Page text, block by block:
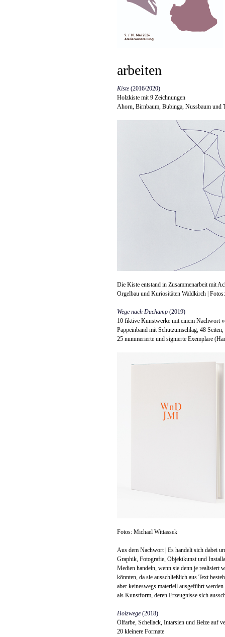
arbeiten
Kiste (2016/2020)
Holzkiste mit 9 Zeichnungen
Ahorn, Birnbaum, Bubinga, Nussbaum und
Die Kiste entstand in Zusammenarbeit mit
Orgelbau und Kuriositäten Waldkirch |
Wege nach Duchamp (2019)
10 fiktive Kunstwerke mit einem Nachwort
Pappeinband mit Schutzumschlag, 48
25 nummerierte und signierte Exemplare
Fotos: Michael Wittassek
Aus dem Nachwort | Es handelt sich dabei
Graphik, Fotografie, Objektkunst und
Medien handeln, wenn sie denn je realisiert
könnten, da sie ausschließlich aus Text
aber keineswegs materiell ausgeführt
als Kunstform, deren Erzeugnisse sich
Holzwege (2018)
Ölfarbe, Schellack, Intarsien und Beize auf
20 kleinere Formate